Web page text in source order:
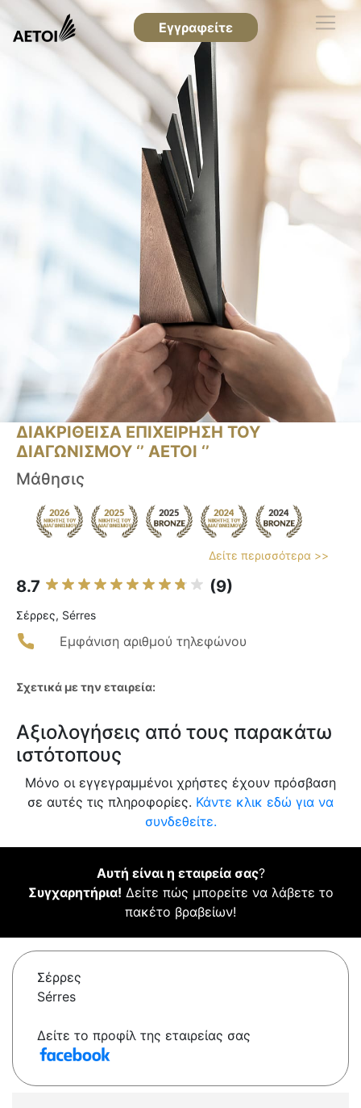
Εγγραφείτε
ΔΙΑΚΡΙΘΕΙΣΑ ΕΠΙΧΕΙΡΗΣΗ ΤΟΥ
ΔΙΑΓΩΝΙΣΜΟΥ ‘’ ΑΕΤΟΙ ‘’
Μάθησις
Δείτε περισσότερα >>
8.7 (9)
Σέρρες, Sérres
Εμφάνιση αριθμού τηλεφώνου
Σχετικά με την εταιρεία:
Αξιολογήσεις από τους παρακάτω
ιστότοπους
Μόνο οι εγγεγραμμένοι χρήστες έχουν πρόσβαση
σε αυτές τις πληροφορίες. Κάντε κλικ εδώ για να
συνδεθείτε.
Αυτή είναι η εταιρεία σας?
Συγχαρητήρια! Δείτε πώς μπορείτε να λάβετε το
πακέτο βραβείων!
Σέρρες
Sérres
Δείτε το προφίλ της εταιρείας σας